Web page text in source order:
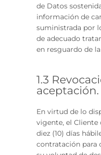
de Datos
información de
suministrada por
de adecuado
en resguardo de
1.3
aceptación.
En virtud de lo
vigente, el Cliente
diez (10) días
contratación para